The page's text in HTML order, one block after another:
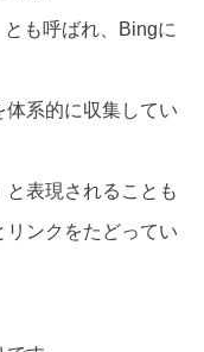
も呼ばれ、Bingに
体系的に収集してい
と表現されることも
ンクをたどってい